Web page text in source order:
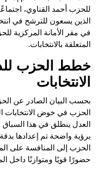
للحزب أحمد القناوي،
الذين يسعون للترشح في
في مقر الأمانة المركزية
المتعلقة بالانتخابات.
خطط الحزب
الانتخابات
بحسب البيان الصادر عن
الحزب في خوض الانتخابات
العدل ينطلق في هذا السباق
برؤية واضحة تم إعدادها
الحزب إلى المنافسة على
حضورًا قويًا ومتوازنًا داخل